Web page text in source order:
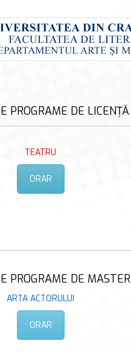
PROGRAME DE LICENȚĂ
TEATRU
ORAR
PROGRAME DE MASTER
ARTA ACTORULUI
ORAR